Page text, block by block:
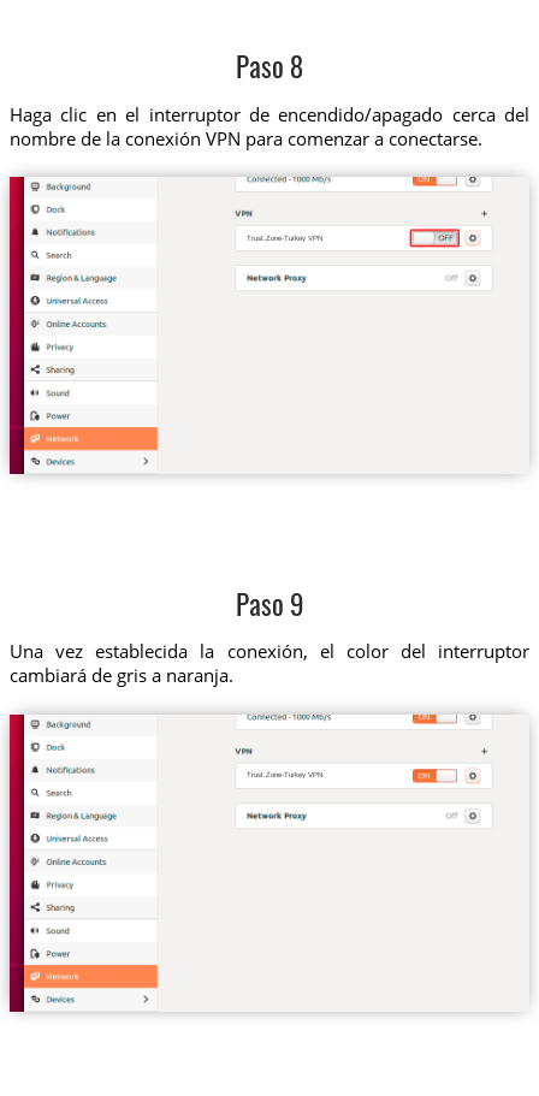
Paso 8
Haga clic en el interruptor de encendido/apagado cerca del
nombre de la conexión VPN para comenzar a conectarse.
Trust.Zone-Turkey VPN
Paso 9
Una vez establecida la conexión, el color del interruptor
cambiará de gris a naranja.
Trust.Zone-Turkey VPN